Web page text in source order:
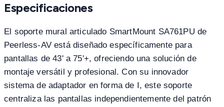
Especificaciones
El soporte mural articulado SmartMount SA761PU de
Peerless-AV está diseñado específicamente para
pantallas de 43' a 75'+, ofreciendo una solución de
montaje versátil y profesional. Con su innovador
sistema de adaptador en forma de I, este soporte
centraliza las pantallas independientemente del patrón